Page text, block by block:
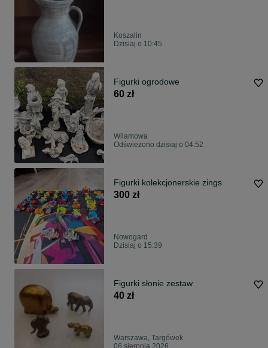
Koszalin
Dzisiaj o 10:45
Figurki ogrodowe
60 zł
Wilamowa
Odświeżono dzisiaj o 04:52
Figurki kolekcjonerskie zings
300 zł
Nowogard
Dzisiaj o 15:39
Figurki słonie zestaw
40 zł
Warszawa, Targówek